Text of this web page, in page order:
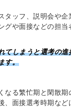
タッフ、説明会や企
グや面接などの担当
てしまうと選考の進
す。
なる繁忙期と閑散期
、面接選考時期など